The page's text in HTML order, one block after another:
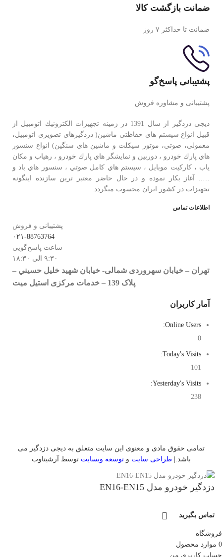
ضمانت بازگشت کالا
ضمانت تا حداکثر ۷ روز
پشتیبانی پاسخ‌گو
پشتیبانی و مشاوره فروش
دیجی دزدگیر از سال 1391 در زمينه تجهيزات الكترونيك اتومبیل از
قبيل انواع سيستم هاي حفاظتي ماشین( دزدگيرهای تصویری اتومبیل،
معمولی، صوتی، موتور سیکلت و ماشین های سنگین) انواع سنسور
هاي پارك خودرو ، دوربين و نمايشگر هاي پارك خودرو ، رهياب و مكان
ياب ، كاركيت موبايل ، سيستم هاي كامل صوتي ، سنسور هاي باد و
….. آغاز بكار نموده و در حال حاضر معتبر ترين سازنده اينگونه
تجهيزات در كشور ایران محسوب ميگردد.
اطلاعات تماس
پشتیبانی و فروش
۰۲۱-88763764
ساعت پاسخ‌گویی
۹:۳۰ الی ۱۸:۳۰
تهران – خيابان سهروردی شمالی- خيابان شهيد خليل حسيني –
پلاک 139 – خدمات مرکزی استیل میت
آمار کاربران
Online Users:
0
Today's Visits:
101
Yesterday's Visits:
238
تمامی حقوق مادی و معنوی این سایت متعلق به دیجی دزدگیر می
باشد.|طراحی سایت وتوسعه وبسایت توسط آرشیتاوب
دزدگیر خودرو مدل EN16-EN15
تماس بگیرید
فروشگاه
0 موارد محصول
حساب کاربری من